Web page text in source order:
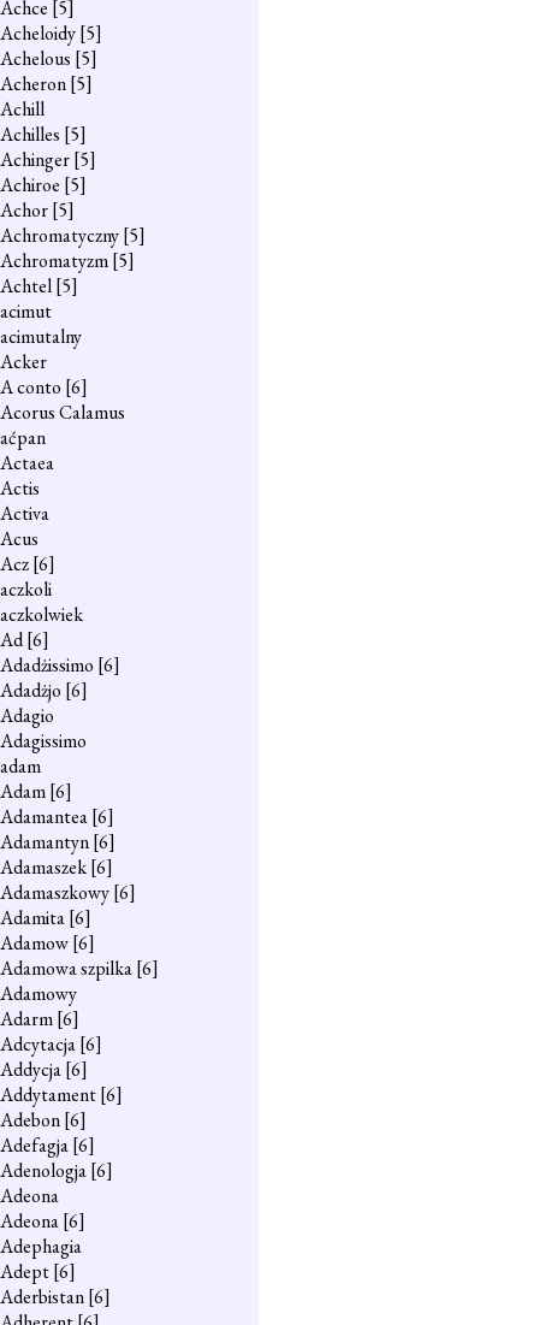
Achce [5]
Acheloidy[5]
Achelous [5]
Acheron[5]
Achill
Achilles [5]
Achinger[5]
Achiroe [5]
Achor[5]
Achromatyczny[5]
Achromatyzm[5]
Achtel[5]
acimut
acimutalny
Acker
A conto [6]
Acorus Calamus
aćpan
Actaea
Actis
Activa
Acus
Acz[6]
aczkoli
aczkolwiek
Ad[6]
Adadżissimo [6]
Adadżjo [6]
Adagio
Adagissimo
adam
Adam[6]
Adamantea[6]
Adamantyn[6]
Adamaszek[6]
Adamaszkowy[6]
Adamita[6]
Adamow[6]
Adamowa szpilka[6]
Adamowy
Adarm[6]
Adcytacja[6]
Addycja[6]
Addytament[6]
Adebon[6]
Adefagja[6]
Adenologja[6]
Adeona
Adeona[6]
Adephagia
Adept[6]
Aderbistan[6]